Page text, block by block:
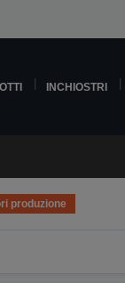
INCHIOSTRI
produzione